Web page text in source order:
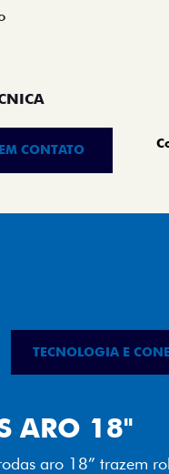
CONTATO
TECNOLOGIA E
FULL LED
faróis totalmente